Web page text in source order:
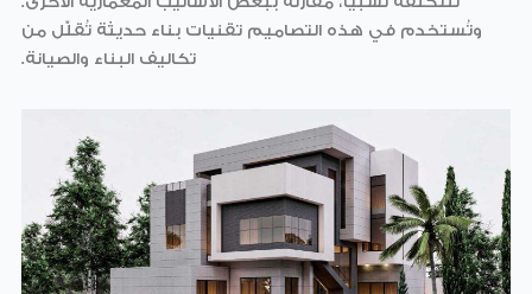
وتُستخدم في هذه التصاميم تقنيات بناء حديثة تُقلّل من
تكاليف البناء والصيانة.